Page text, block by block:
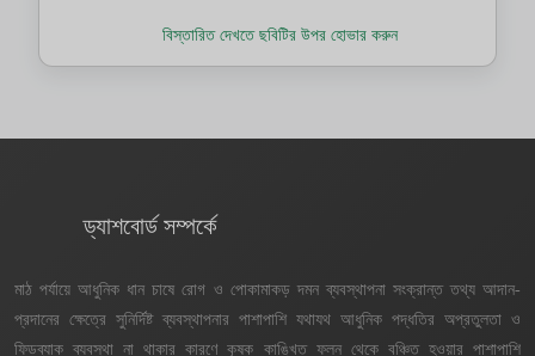
বিস্তারিত দেখতে ছবিটির উপর হোভার করুন
ড্যাশবোর্ড সম্পর্কে
মাঠ পর্যায়ে আধুনিক ধান চাষে রোগ ও পোকামাকড় দমন ব্যবস্থাপনা সংক্রান্ত তথ্য আদান-
প্রদানের ক্ষেত্রে সুনির্দিষ্ট ব্যবস্থাপনার পাশাপাশি যথাযথ আধুনিক পদ্ধতির অপ্রতুলতা ও
ফিডব্যাক ব্যবস্থা না থাকার কারণে কৃষক কাঙ্খিত ফলন থেকে বঞ্চিত হওয়ার পাশাপাশি